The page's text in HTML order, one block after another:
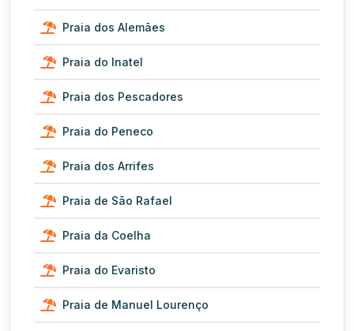
Praia dos Alemães
Praia do Inatel
Praia dos Pescadores
Praia do Peneco
Praia dos Arrifes
Praia de São Rafael
Praia da Coelha
Praia do Evaristo
Praia de Manuel Lourenço